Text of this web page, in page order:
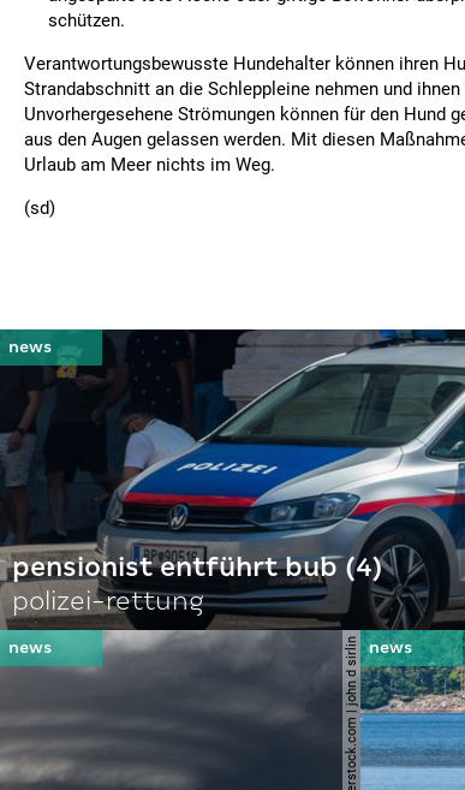
schützen.
Verantwortungsbewusste Hundehalter können ihren
Strandabschnitt an die Schleppleine nehmen und
Unvorhergesehene Strömungen können für den Hund
aus den Augen gelassen werden. Mit diesen
Urlaub am Meer nichts im Weg.
(sd)
pensionist entführt bub (4)
polizei-rettung
© shutterstock.com | john d sirlin